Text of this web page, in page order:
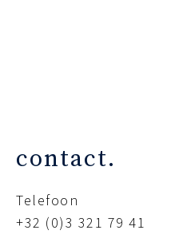
contact.
Telefoon
+32 (0)3 321 79 41